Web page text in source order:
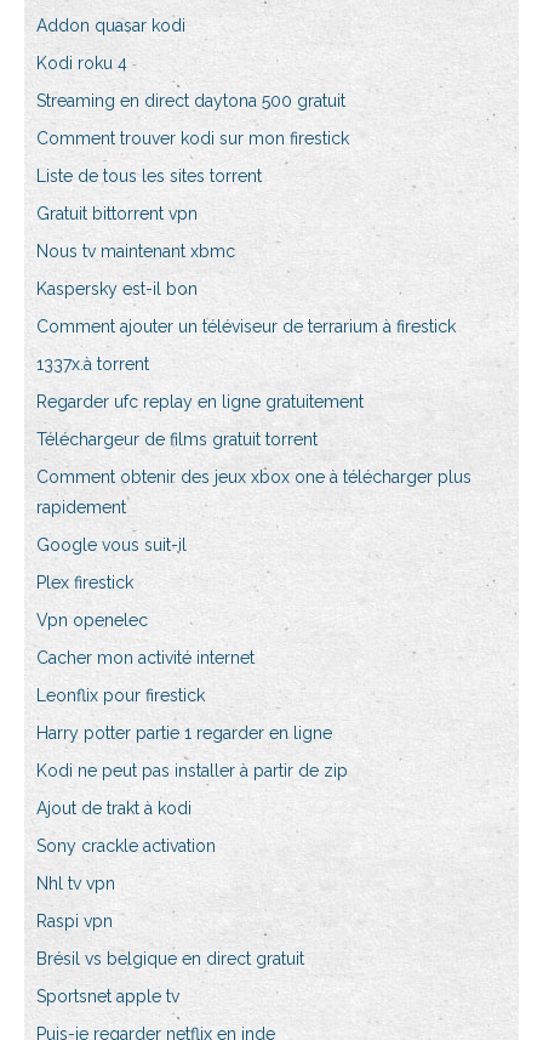
Addon quasar kodi
Kodi roku 4
Streaming en direct daytona 500 gratuit
Comment trouver kodi sur mon firestick
Liste de tous les sites torrent
Gratuit bittorrent vpn
Nous tv maintenant xbmc
Kaspersky est-il bon
Comment ajouter un téléviseur de terrarium à firestick
1337x.à torrent
Regarder ufc replay en ligne gratuitement
Téléchargeur de films gratuit torrent
Comment obtenir des jeux xbox one à télécharger plus
rapidement
Google vous suit-il
Plex firestick
Vpn openelec
Cacher mon activité internet
Leonflix pour firestick
Harry potter partie 1 regarder en ligne
Kodi ne peut pas installer à partir de zip
Ajout de trakt à kodi
Sony crackle activation
Nhl tv vpn
Raspi vpn
Brésil vs belgique en direct gratuit
Sportsnet apple tv
Puis-je regarder netflix en inde